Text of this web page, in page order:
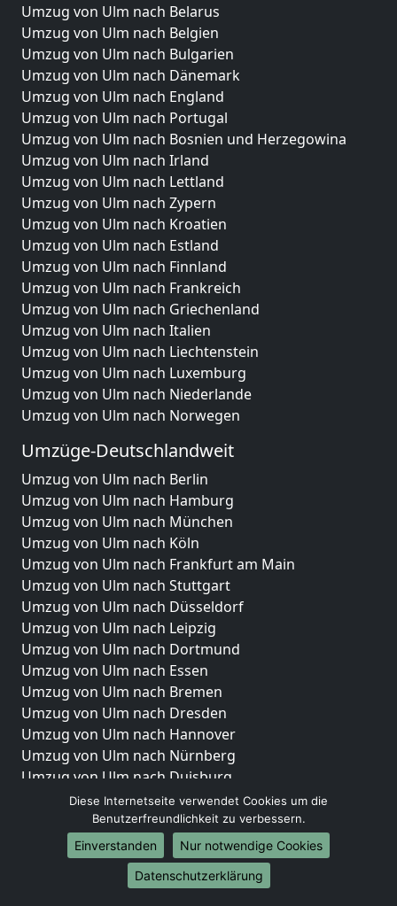
Umzug von Ulm nach Belarus
Umzug von Ulm nach Belgien
Umzug von Ulm nach Bulgarien
Umzug von Ulm nach Dänemark
Umzug von Ulm nach England
Umzug von Ulm nach Portugal
Umzug von Ulm nach Bosnien und Herzegowina
Umzug von Ulm nach Irland
Umzug von Ulm nach Lettland
Umzug von Ulm nach Zypern
Umzug von Ulm nach Kroatien
Umzug von Ulm nach Estland
Umzug von Ulm nach Finnland
Umzug von Ulm nach Frankreich
Umzug von Ulm nach Griechenland
Umzug von Ulm nach Italien
Umzug von Ulm nach Liechtenstein
Umzug von Ulm nach Luxemburg
Umzug von Ulm nach Niederlande
Umzug von Ulm nach Norwegen
Umzüge-Deutschlandweit
Umzug von Ulm nach Berlin
Umzug von Ulm nach Hamburg
Umzug von Ulm nach München
Umzug von Ulm nach Köln
Umzug von Ulm nach Frankfurt am Main
Umzug von Ulm nach Stuttgart
Umzug von Ulm nach Düsseldorf
Umzug von Ulm nach Leipzig
Umzug von Ulm nach Dortmund
Umzug von Ulm nach Essen
Umzug von Ulm nach Bremen
Umzug von Ulm nach Dresden
Umzug von Ulm nach Hannover
Umzug von Ulm nach Nürnberg
Umzug von Ulm nach Duisburg
Umzug von Ulm nach Bochum
Umzug von Ulm nach Wuppertal
Umzug von Ulm nach Bielefeld
Umzug von Ulm nach Bonn
Umzug von Ulm nach Münster
Diese Internetseite verwendet Cookies um die
Benutzerfreundlichkeit zu verbessern.
Einverstanden
Nur notwendige Cookies
Datenschutzerklärung